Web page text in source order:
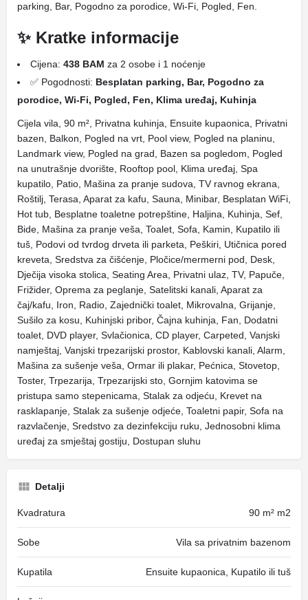
parking, Bar, Pogodno za porodice, Wi-Fi, Pogled, Fen.
✨ Kratke informacije
Cijena: 438 BAM za 2 osobe i 1 noćenje
✅ Pogodnosti: Besplatan parking, Bar, Pogodno za
porodice, Wi-Fi, Pogled, Fen, Klima uređaj, Kuhinja
Cijela vila, 90 m², Privatna kuhinja, Ensuite kupaonica, Privatni
bazen, Balkon, Pogled na vrt, Pool view, Pogled na planinu,
Landmark view, Pogled na grad, Bazen sa pogledom, Pogled
na unutrašnje dvorište, Rooftop pool, Klima uređaj, Spa
kupatilo, Patio, Mašina za pranje sudova, TV ravnog ekrana,
Roštilj, Terasa, Aparat za kafu, Sauna, Minibar, Besplatan WiFi,
Hot tub, Besplatne toaletne potrepštine, Haljina, Kuhinja, Sef,
Bide, Mašina za pranje veša, Toalet, Sofa, Kamin, Kupatilo ili
tuš, Podovi od tvrdog drveta ili parketa, Peškiri, Utičnica pored
kreveta, Sredstva za čišćenje, Pločice/mermerni pod, Desk,
Dječija visoka stolica, Seating Area, Privatni ulaz, TV, Papuče,
Frižider, Oprema za peglanje, Satelitski kanali, Aparat za
čaj/kafu, Iron, Radio, Zajednički toalet, Mikrovalna, Grijanje,
Sušilo za kosu, Kuhinjski pribor, Čajna kuhinja, Fan, Dodatni
toalet, DVD player, Svlačionica, CD player, Carpeted, Vanjski
namještaj, Vanjski trpezarijski prostor, Kablovski kanali, Alarm,
Mašina za sušenje veša, Ormar ili plakar, Pećnica, Stovetop,
Toster, Trpezarija, Trpezarijski sto, Gornjim katovima se
pristupa samo stepenicama, Stalak za odjeću, Krevet na
rasklapanje, Stalak za sušenje odjeće, Toaletni papir, Sofa na
razvlačenje, Sredstvo za dezinfekciju ruku, Jednosobni klima
uređaj za smještaj gostiju, Dostupan sluhu
Detalji
Kvadratura 90 m² m2
Sobe Vila sa privatnim bazenom
Kupatila Ensuite kupaonica, Kupatilo ili tuš